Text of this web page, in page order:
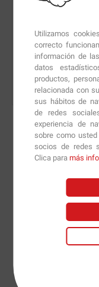
Utilizamos
correcto
información de
datos
productos,
relacionada con
sus hábitos de
de redes
experiencia de
sobre como
socios de redes
Clica paramás
Nuevas
nuestros